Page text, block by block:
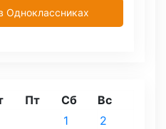
Одноклассниках
Пт Сб Вс
1
2